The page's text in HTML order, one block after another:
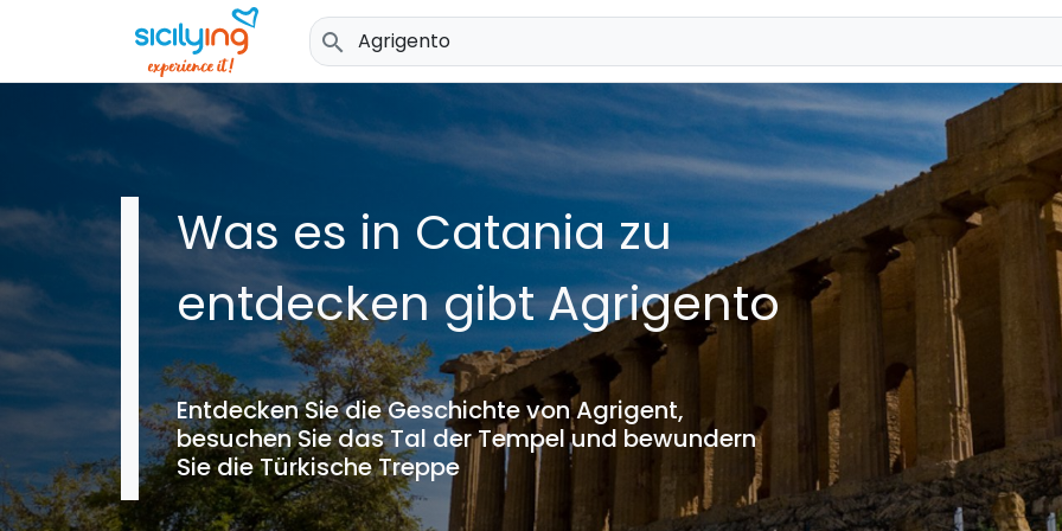
search
Was es in Catania zu
entdecken gibt Agrigento
Entdecken Sie die Geschichte von Agrigent,
besuchen Sie das Tal der Tempel und bewundern
Sie die Türkische Treppe